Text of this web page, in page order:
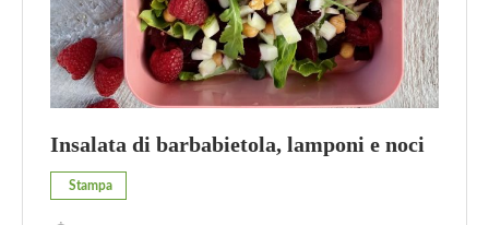
Insalata di barbabietola, lamponi e noci
Stampa